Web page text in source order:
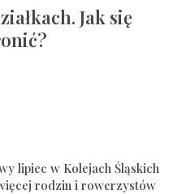
Jak się
lipiec w Kolejach Śląskich
rodzin i rowerzystów